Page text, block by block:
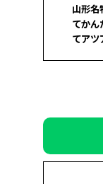
山形名
てかん
てアツ